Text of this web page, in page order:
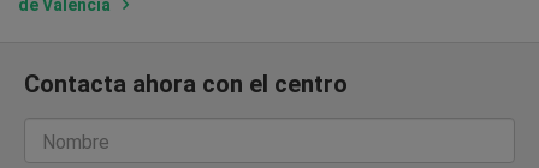
de Valencia
Contacta ahora con el centro
Nombre